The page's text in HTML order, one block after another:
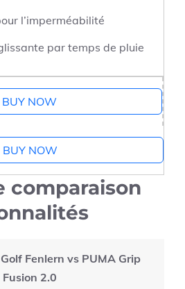
l’imperméabilité
par temps de pluie
BUY NOW
BUY NOW
comparaison
Fenlern vs PUMA Grip
Fusion 2.0